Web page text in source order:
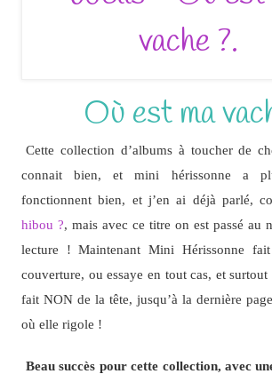
Où est ma
Cette collection d’albums à toucher de
connait bien, et mini hérissonne a
fonctionnent bien, et j’en ai déjà parlé,
hibou ?, mais avec ce titre on est passé au
lecture ! Maintenant Mini Hérissonne fait
couverture, ou essaye en tout cas, et
fait NON de la tête, jusqu’à la dernière
où elle rigole !
Beau succès pour cette collection, avec